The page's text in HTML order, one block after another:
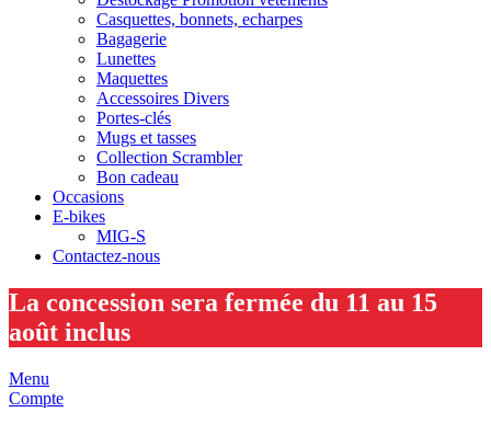
Casquettes, bonnets, echarpes
Bagagerie
Lunettes
Maquettes
Accessoires Divers
Portes-clés
Mugs et tasses
Collection Scrambler
Bon cadeau
Occasions
E-bikes
MIG-S
Contactez-nous
La concession sera fermée du 11 au 15
août inclus
Menu
Compte